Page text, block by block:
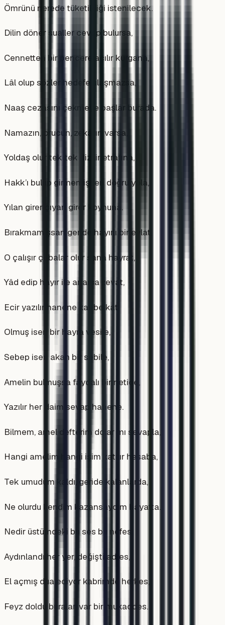
Ömrünü nerede tüketildiği istenilecek.
Dilin döner sualler cevap bulursa,
Cennetten bir pencere açılır kurgana,
Lâl olup sözler hedefe ulaşmazsa,
Naaş cezasını çekmeye başlar burada.
Namazın, orucun, zekâtın varsa,
Yoldaş olur tek tek dizilir etrafına,
Hakk’ı bulup girmemişsen doğru yola,
Yılan girer çıyan girer koynuna.
Bırakmamışsan geride hayırlı bir evlat,
O çalışır çabalar olur sana hayrat,
Yâd edip hayır ile anarsa zevat,
Ecir yazılır hanene kat be kat.
Olmuş isen bir hayra vesile,
Sebep isen akan bir sebile,
Amelin bulmuşsa faydalı bir netice,
Yazılır her daim sevap hanene.
Bilmem, amel defterim dolar mı sevapla,
Hangi amelim hangi işim katılır hesaba,
Tek umudum kaldı, geride kalanlarda,
Ne olurdu kendim kazansaydım hayatta.
Nedir üstümdeki bu ses bu nefes,
Aydınlandı her yer, değişti adres,
El açmış dua ediyor kabrimde herkes,
Feyz doldu buralar, var bir mukaddes.